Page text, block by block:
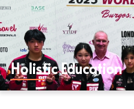
Holistic Education